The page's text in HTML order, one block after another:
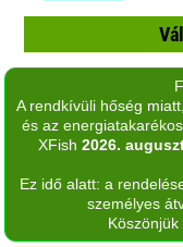
A rendkívüli hőség
és az
XFish 2026.
Ez idő alatt: a
személyes